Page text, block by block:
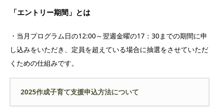
「エントリー期間」とは
・当月プログラム日の12:00～翌週金曜の17：30までの期間に申
し込みをいただき、定員を超えている場合に抽選をさせていただ
くための仕組みです。
2025作成子育て支援申込方法について